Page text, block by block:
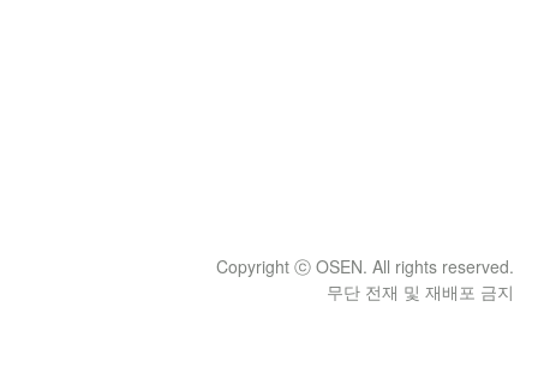
Copyright ⓒ OSEN. All rights reserved.
무단 전재 및 재배포 금지